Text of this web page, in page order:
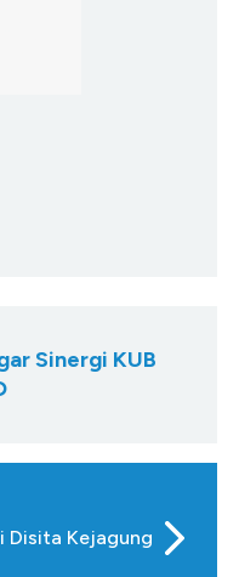
Sinergi KUB
Disita Kejagung